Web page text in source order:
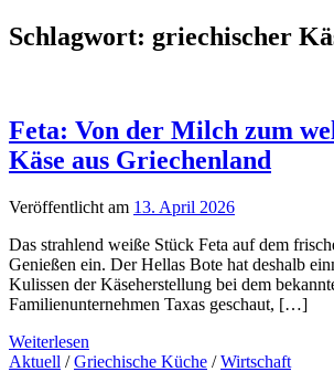
Schlagwort: griechischer
Feta: Von der Milch zum
Käse aus Griechenland
Veröffentlicht am 13. April 2026
Das strahlend weiße Stück Feta auf dem
Genießen ein. Der Hellas Bote hat deshalb
Kulissen der Käseherstellung bei dem
Familienunternehmen Taxas geschaut, […]
Weiterlesen
Aktuell /Griechische Küche /Wirtschaft